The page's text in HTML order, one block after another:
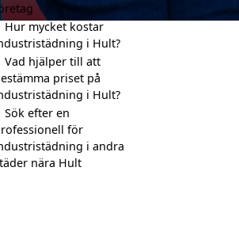
Hur mycket kostar
i Hult?
Vad hjälper till att
priset på
i Hult?
Sök efter en
för
i andra
nära Hult